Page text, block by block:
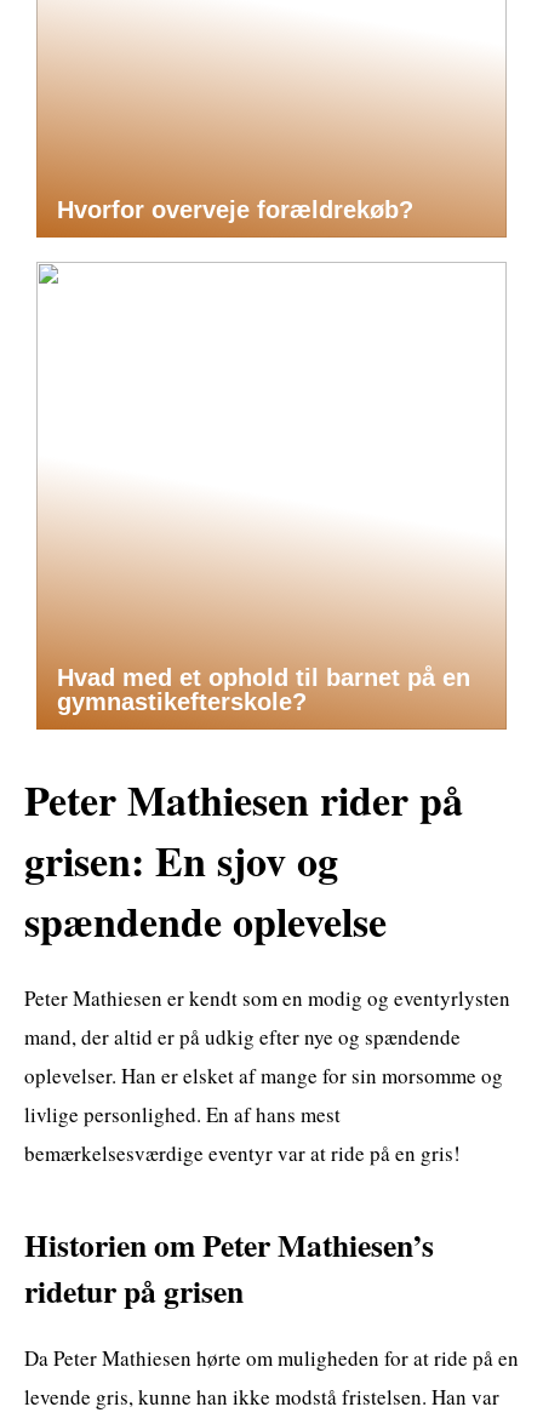
Hvorfor overveje forældrekøb?
Hvad med et ophold til barnet på en
gymnastikefterskole?
Peter Mathiesen rider på
grisen: En sjov og
spændende oplevelse
Peter Mathiesen er kendt som en modig og eventyrlysten
mand, der altid er på udkig efter nye og spændende
oplevelser. Han er elsket af mange for sin morsomme og
livlige personlighed. En af hans mest
bemærkelsesværdige eventyr var at ride på en gris!
Historien om Peter Mathiesen’s
ridetur på grisen
Da Peter Mathiesen hørte om muligheden for at ride på en
levende gris, kunne han ikke modstå fristelsen. Han var